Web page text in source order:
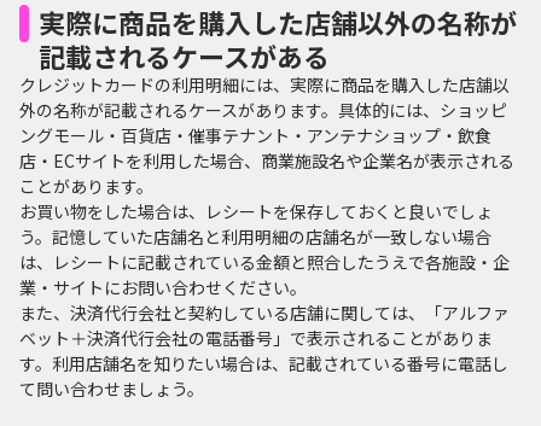
実際に商品を購入した店舗以外の名称が
記載されるケースがある
クレジットカードの利用明細には、実際に商品を購入した店舗以
外の名称が記載されるケースがあります。具体的には、ショッピ
ングモール・百貨店・催事テナント・アンテナショップ・飲食
店・ECサイトを利用した場合、商業施設名や企業名が表示される
ことがあります。
お買い物をした場合は、レシートを保存しておくと良いでしょ
う。記憶していた店舗名と利用明細の店舗名が一致しない場合
は、レシートに記載されている金額と照合したうえで各施設・企
業・サイトにお問い合わせください。
また、決済代行会社と契約している店舗に関しては、「アルファ
ベット＋決済代行会社の電話番号」で表示されることがありま
す。利用店舗名を知りたい場合は、記載されている番号に電話し
て問い合わせましょう。